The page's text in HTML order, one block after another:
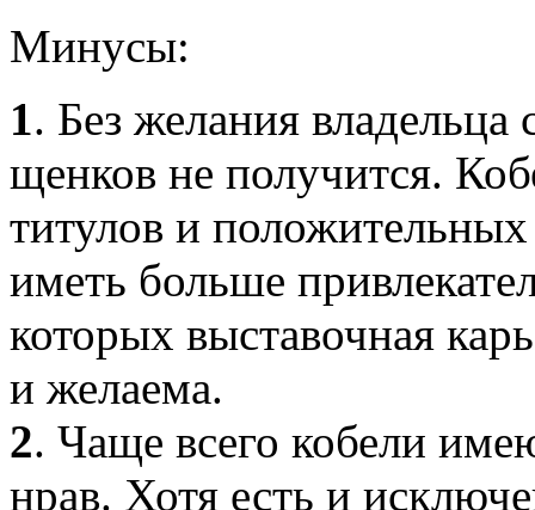
Минусы:
1. Без желания владельца
щенков не получится.
титулов и
иметь больше
которых выставочная
и желаема.
2. Чаще всего кобели
нрав. Хотя есть и